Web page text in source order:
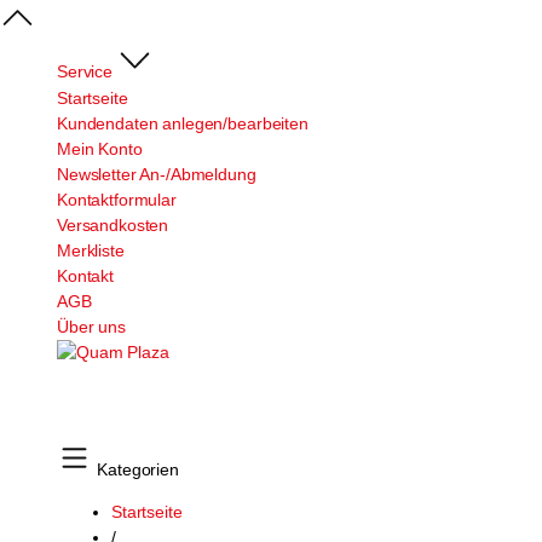
Service
Startseite
Kundendaten anlegen/bearbeiten
Mein Konto
Newsletter An-/Abmeldung
Kontaktformular
Versandkosten
Merkliste
Kontakt
AGB
Über uns
Kategorien
Startseite
/